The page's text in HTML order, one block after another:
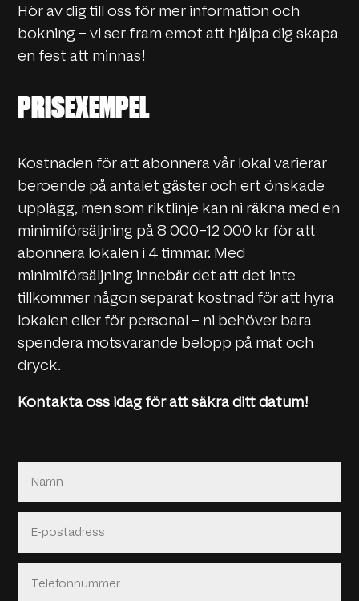
Hör av dig till oss för mer information och
bokning – vi ser fram emot att hjälpa dig skapa
en fest att minnas!
PRISEXEMPEL
Kostnaden för att abonnera vår lokal varierar
beroende på antalet gäster och ert önskade
upplägg, men som riktlinje kan ni räkna med en
minimiförsäljning på 8 000–12 000 kr för att
abonnera lokalen i 4 timmar. Med
minimiförsäljning innebär det att det inte
tillkommer någon separat kostnad för att hyra
lokalen eller för personal – ni behöver bara
spendera motsvarande belopp på mat och
dryck.
Kontakta oss idag för att säkra ditt datum!